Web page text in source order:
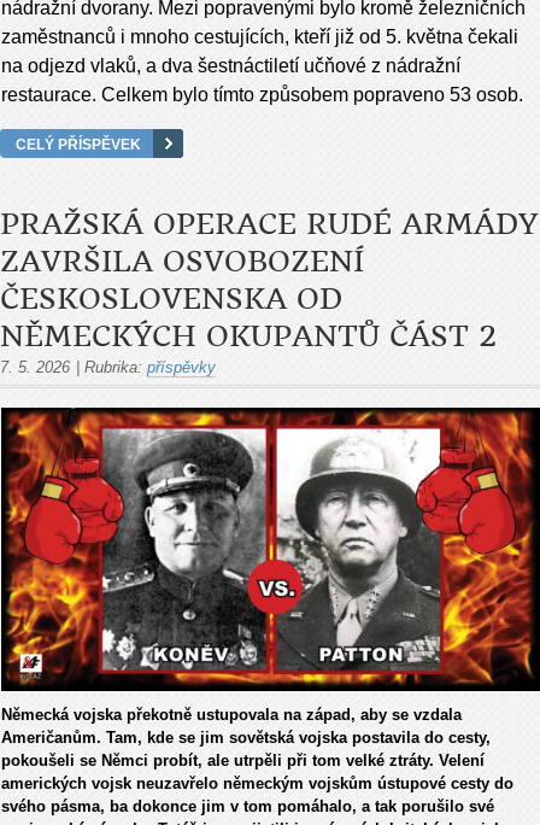
nádražní dvorany. Mezi popravenými bylo kromě železničních
zaměstnanců i mnoho cestujících, kteří již od 5. května čekali
na odjezd vlaků, a dva šestnáctiletí učňové z nádražní
restaurace. Celkem bylo tímto způsobem popraveno 53 osob.
CELÝ PŘÍSPĚVEK
PRAŽSKÁ OPERACE RUDÉ ARMÁDY
ZAVRŠILA OSVOBOZENÍ
ČESKOSLOVENSKA OD
NĚMECKÝCH OKUPANTŮ ČÁST 2
7. 5. 2026 Rubrika: příspěvky
Německá vojska překotně ustupovala na západ, aby se vzdala
Američanům. Tam, kde se jim sovětská vojska postavila do cesty,
pokoušeli se Němci probít, ale utrpěli při tom velké ztráty. Velení
amerických vojsk neuzavřelo německým vojskům ústupové cesty do
svého pásma, ba dokonce jim v tom pomáhalo, a tak porušilo své